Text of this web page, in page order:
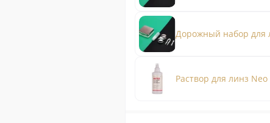
Дорожный набор для
Раствор для линз